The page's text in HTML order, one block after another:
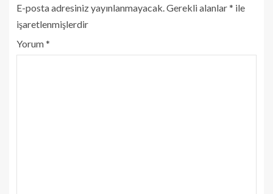
E-posta adresiniz yayınlanmayacak. Gerekli alanlar* ile
işaretlenmişlerdir
Yorum*